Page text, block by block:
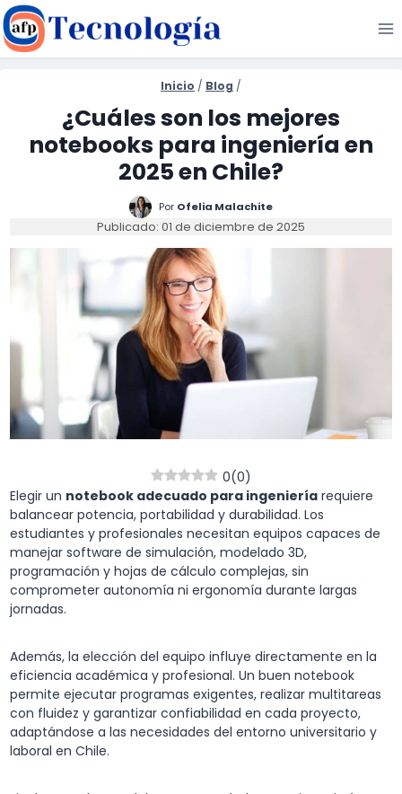
Saltar
al
contenido
Inicio / Blog /
¿Cuáles son los mejores
notebooks para ingeniería en
2025 en Chile?
Por Ofelia Malachite
Publicado: 01 de diciembre de 2025
0(0)
Elegir un notebook adecuado para ingeniería requiere
balancear potencia, portabilidad y durabilidad. Los
estudiantes y profesionales necesitan equipos capaces de
manejar software de simulación, modelado 3D,
programación y hojas de cálculo complejas, sin
comprometer autonomía ni ergonomía durante largas
jornadas.
Además, la elección del equipo influye directamente en la
eficiencia académica y profesional. Un buen notebook
permite ejecutar programas exigentes, realizar multitareas
con fluidez y garantizar confiabilidad en cada proyecto,
adaptándose a las necesidades del entorno universitario y
laboral en Chile.